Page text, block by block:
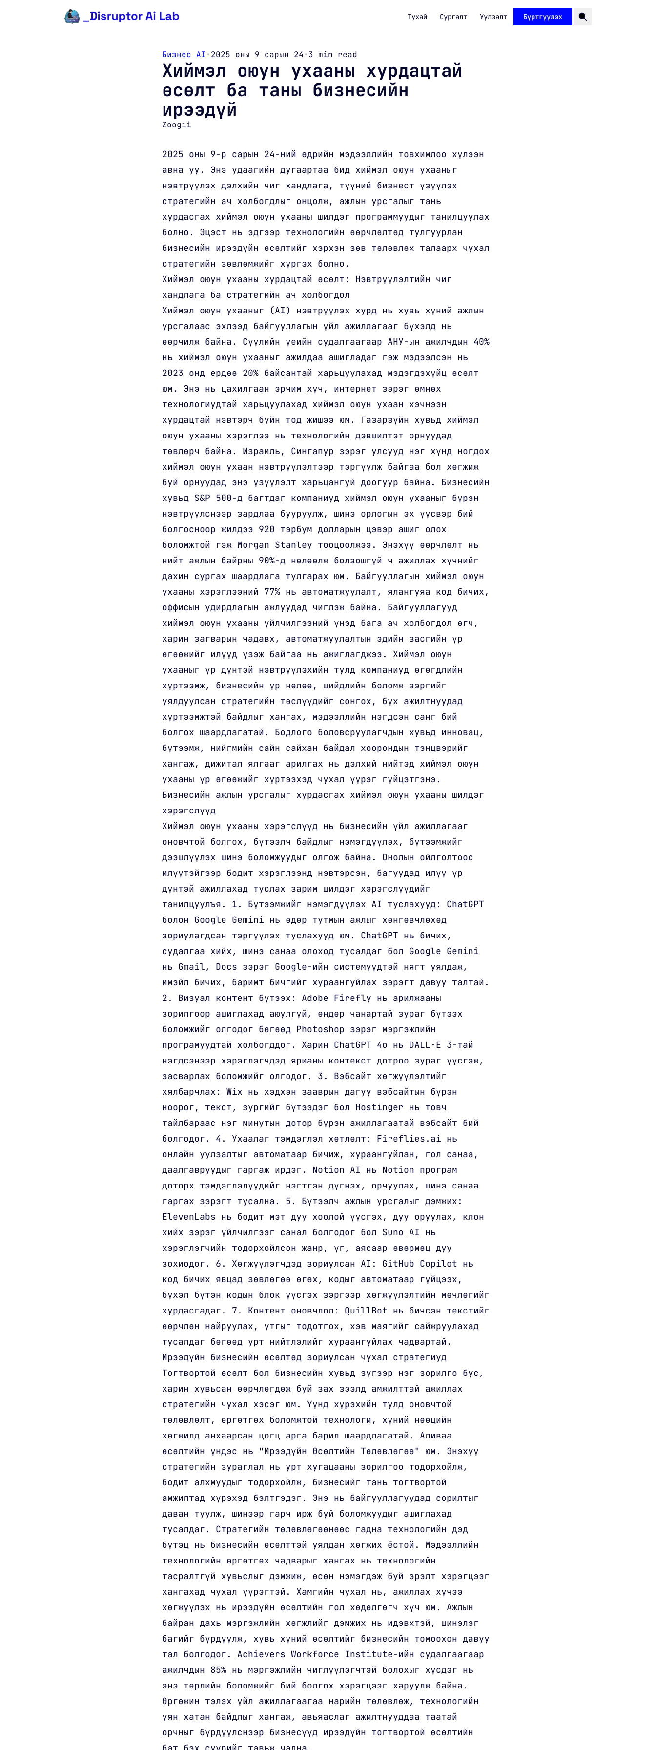
Тухай Сургалт Уулзалт Бүртгүүлэх
Бизнес AI •2025 оны 9 сарын 24 •3 min read
Хиймэл оюун ухааны хурдацтай
өсөлт ба таны бизнесийн
ирээдүй
Zoogii
2025 оны 9-р сарын 24-ний өдрийн мэдээллийн товхимлоо хүлээн
авна уу. Энэ удаагийн дугаартаа бид хиймэл оюун ухааныг
нэвтрүүлэх дэлхийн чиг хандлага, түүний бизнест үзүүлэх
стратегийн ач холбогдлыг онцолж, ажлын урсгалыг тань
хурдасгах хиймэл оюун ухааны шилдэг программуудыг танилцуулах
болно. Эцэст нь эдгээр технологийн өөрчлөлтөд тулгуурлан
бизнесийн ирээдүйн өсөлтийг хэрхэн зөв төлөвлөх талаарх чухал
стратегийн зөвлөмжийг хүргэх болно.
Хиймэл оюун ухааны хурдацтай өсөлт: Нэвтрүүлэлтийн чиг
хандлага ба стратегийн ач холбогдол
Хиймэл оюун ухааныг (AI) нэвтрүүлэх хурд нь хувь хүний ажлын
урсгалаас эхлээд байгууллагын үйл ажиллагааг бүхэлд нь
өөрчилж байна. Сүүлийн үеийн судалгаагаар АНУ-ын ажилчдын 40%
нь хиймэл оюун ухааныг ажилдаа ашигладаг гэж мэдээлсэн нь
2023 онд ердөө 20% байсантай харьцуулахад мэдэгдэхүйц өсөлт
юм. Энэ нь цахилгаан эрчим хүч, интернет зэрэг өмнөх
технологиудтай харьцуулахад хиймэл оюун ухаан хэчнээн
хурдацтай нэвтэрч буйн тод жишээ юм. Газарзүйн хувьд хиймэл
оюун ухааны хэрэглээ нь технологийн дэвшилтэт орнуудад
төвлөрч байна. Израиль, Сингапур зэрэг улсууд нэг хүнд ногдох
хиймэл оюун ухаан нэвтрүүлэлтээр тэргүүлж байгаа бол хөгжиж
буй орнуудад энэ үзүүлэлт харьцангуй доогуур байна. Бизнесийн
хувьд S&P 500-д багтдаг компаниуд хиймэл оюун ухааныг бүрэн
нэвтрүүлснээр зардлаа бууруулж, шинэ орлогын эх үүсвэр бий
болгосноор жилдээ 920 тэрбум долларын цэвэр ашиг олох
боломжтой гэж Morgan Stanley тооцоолжээ. Энэхүү өөрчлөлт нь
нийт ажлын байрны 90%-д нөлөөлж болзошгүй ч ажиллах хүчнийг
дахин сургах шаардлага тулгарах юм. Байгууллагын хиймэл оюун
ухааны хэрэглээний 77% нь автоматжуулалт, ялангуяа код бичих,
оффисын удирдлагын ажлуудад чиглэж байна. Байгууллагууд
хиймэл оюун ухааны үйлчилгээний үнэд бага ач холбогдол өгч,
харин загварын чадавх, автоматжуулалтын эдийн засгийн үр
өгөөжийг илүүд үзэж байгаа нь ажиглагджээ. Хиймэл оюун
ухааныг үр дүнтэй нэвтрүүлэхийн тулд компаниуд өгөгдлийн
хүртээмж, бизнесийн үр нөлөө, шийдлийн боломж зэргийг
уялдуулсан стратегийн төслүүдийг сонгох, бүх ажилтнуудад
хүртээмжтэй байдлыг хангах, мэдээллийн нэгдсэн санг бий
болгох шаардлагатай. Бодлого боловсруулагчдын хувьд инновац,
бүтээмж, нийгмийн сайн сайхан байдал хоорондын тэнцвэрийг
хангаж, дижитал ялгааг арилгах нь дэлхий нийтэд хиймэл оюун
ухааны үр өгөөжийг хүртээхэд чухал үүрэг гүйцэтгэнэ.
Бизнесийн ажлын урсгалыг хурдасгах хиймэл оюун ухааны шилдэг
хэрэгслүүд
Хиймэл оюун ухааны хэрэгслүүд нь бизнесийн үйл ажиллагааг
оновчтой болгох, бүтээлч байдлыг нэмэгдүүлэх, бүтээмжийг
дээшлүүлэх шинэ боломжуудыг олгож байна. Онолын ойлголтоос
илүүтэйгээр бодит хэрэглээнд нэвтэрсэн, багуудад илүү үр
дүнтэй ажиллахад туслах зарим шилдэг хэрэгслүүдийг
танилцуулъя. 1. Бүтээмжийг нэмэгдүүлэх AI туслахууд: ChatGPT
болон Google Gemini нь өдөр тутмын ажлыг хөнгөвчлөхөд
зориулагдсан тэргүүлэх туслахууд юм. ChatGPT нь бичих,
судалгаа хийх, шинэ санаа олоход тусалдаг бол Google Gemini
нь Gmail, Docs зэрэг Google-ийн системүүдтэй нягт уялдаж,
имэйл бичих, баримт бичгийг хураангуйлах зэрэгт давуу талтай.
2. Визуал контент бүтээх: Adobe Firefly нь арилжааны
зорилгоор ашиглахад аюулгүй, өндөр чанартай зураг бүтээх
боломжийг олгодог бөгөөд Photoshop зэрэг мэргэжлийн
програмуудтай холбогддог. Харин ChatGPT 4o нь DALL·E 3-тай
нэгдсэнээр хэрэглэгчдэд ярианы контекст дотроо зураг үүсгэж,
засварлах боломжийг олгодог. 3. Вэбсайт хөгжүүлэлтийг
хялбарчлах: Wix нь хэдхэн зааврын дагуу вэбсайтын бүрэн
ноорог, текст, зургийг бүтээдэг бол Hostinger нь товч
тайлбараас нэг минутын дотор бүрэн ажиллагаатай вэбсайт бий
болгодог. 4. Ухаалаг тэмдэглэл хөтлөлт: Fireflies.ai нь
онлайн уулзалтыг автоматаар бичиж, хураангуйлан, гол санаа,
даалгавруудыг гаргаж ирдэг. Notion AI нь Notion програм
доторх тэмдэглэлүүдийг нэгтгэн дүгнэх, орчуулах, шинэ санаа
гаргах зэрэгт тусална. 5. Бүтээлч ажлын урсгалыг дэмжих:
ElevenLabs нь бодит мэт дуу хоолой үүсгэх, дуу оруулах, клон
хийх зэрэг үйлчилгээг санал болгодог бол Suno AI нь
хэрэглэгчийн тодорхойлсон жанр, үг, аясаар өвөрмөц дуу
зохиодог. 6. Хөгжүүлэгчдэд зориулсан AI: GitHub Copilot нь
код бичих явцад зөвлөгөө өгөх, кодыг автоматаар гүйцээх,
бүхэл бүтэн кодын блок үүсгэх зэргээр хөгжүүлэлтийн мөчлөгийг
хурдасгадаг. 7. Контент оновчлол: QuillBot нь бичсэн текстийг
өөрчлөн найруулах, утгыг тодотгох, хэв маягийг сайжруулахад
тусалдаг бөгөөд урт нийтлэлийг хураангуйлах чадвартай.
Ирээдүйн бизнесийн өсөлтөд зориулсан чухал стратегиуд
Тогтвортой өсөлт бол бизнесийн хувьд зүгээр нэг зорилго бус,
харин хувьсан өөрчлөгдөж буй зах зээлд амжилттай ажиллах
стратегийн чухал хэсэг юм. Үүнд хүрэхийн тулд оновчтой
төлөвлөлт, өргөтгөх боломжтой технологи, хүний нөөцийн
хөгжилд анхаарсан цогц арга барил шаардлагатай. Аливаа
өсөлтийн үндэс нь "Ирээдүйн Өсөлтийн Төлөвлөгөө" юм. Энэхүү
стратегийн зураглал нь урт хугацааны зорилгоо тодорхойлж,
бодит алхмуудыг тодорхойлж, бизнесийг тань тогтвортой
амжилтад хүрэхэд бэлтгэдэг. Энэ нь байгууллагуудад сорилтыг
даван туулж, шинээр гарч ирж буй боломжуудыг ашиглахад
тусалдаг. Стратегийн төлөвлөгөөнөөс гадна технологийн дэд
бүтэц нь бизнесийн өсөлттэй уялдан хөгжих ёстой. Мэдээллийн
технологийн өргөтгөх чадварыг хангах нь технологийн
тасралтгүй хувьслыг дэмжиж, өсөн нэмэгдэж буй эрэлт хэрэгцээг
хангахад чухал үүрэгтэй. Хамгийн чухал нь, ажиллах хүчээ
хөгжүүлэх нь ирээдүйн өсөлтийн гол хөдөлгөгч хүч юм. Ажлын
байран дахь мэргэжлийн хөгжлийг дэмжих нь идэвхтэй, шинэлэг
багийг бүрдүүлж, хувь хүний өсөлтийг бизнесийн томоохон давуу
тал болгодог. Achievers Workforce Institute-ийн судалгаагаар
ажилчдын 85% нь мэргэжлийн чиглүүлэгчтэй болохыг хүсдэг нь
энэ төрлийн боломжийг бий болгох хэрэгцээг харуулж байна.
Өргөжин тэлэх үйл ажиллагаагаа нарийн төлөвлөж, технологийн
уян хатан байдлыг хангаж, авьяаслаг ажилтнууддаа таатай
орчныг бүрдүүлснээр бизнесүүд ирээдүйн тогтвортой өсөлтийн